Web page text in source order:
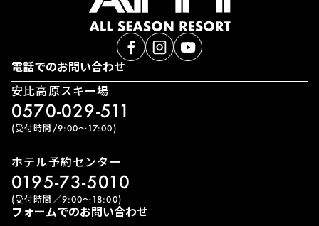
電話でのお問い合わせ
安比高原スキー場
0570-029-511
(受付時間/9:00〜17:00)
ホテル予約センター
0195-73-5010
(受付時間／9:00〜18:00)
フォームでのお問い合わせ